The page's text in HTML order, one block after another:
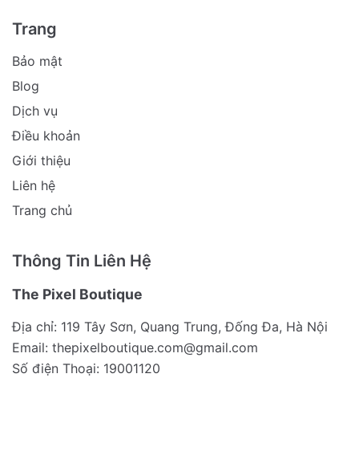
Trang
Bảo mật
Blog
Dịch vụ
Điều khoản
Giới thiệu
Liên hệ
Trang chủ
Thông Tin Liên Hệ
The Pixel Boutique
Địa chỉ: 119 Tây Sơn, Quang Trung, Đống Đa, Hà Nội
Email: thepixelboutique.com@gmail.com
Số điện Thoại: 19001120